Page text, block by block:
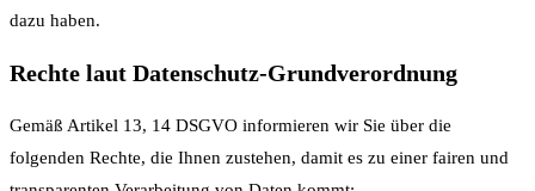
dazu haben.
Rechte laut Datenschutz-Grundverordnung
Gemäß Artikel 13, 14 DSGVO informieren wir Sie über die
folgenden Rechte, die Ihnen zustehen, damit es zu einer fairen und